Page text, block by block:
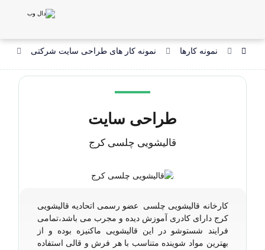
نمونه کارها نمونه کار های طراحی سایت شرکتی
طراحی سایت
قالیشویی چلسی کرج
کارخانه قالیشویی چلسی عضو رسمی اتحادیه قالیشویی
کرج دارای کادری آموزش دیده و مجرب می باشد،تمامی
فرایند شستوشو در این قالیشویی ماکنیزه بوده و از
بهترین مواد شوینده متناسب با هر فرش و قالی استفاده